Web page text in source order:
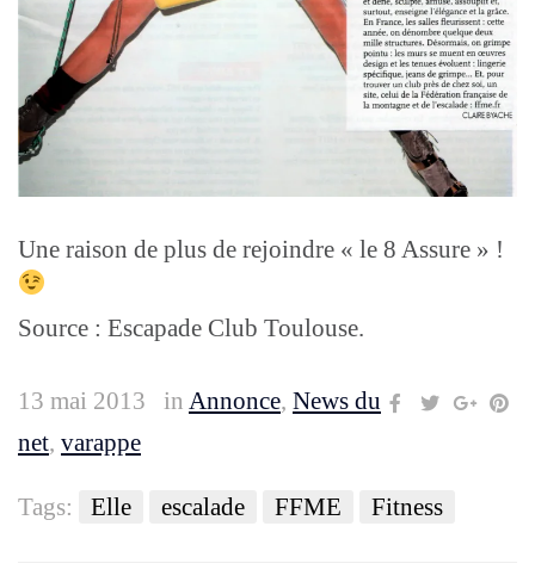
Une raison de plus de rejoindre « le 8 Assure » !
Source : Escapade Club Toulouse.
13 mai 2013 in Annonce, News du
net, varappe
Tags: Elle escalade FFME Fitness